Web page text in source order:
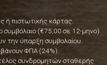
ή πιστωτικής κάρτας.
συμβόλαιο (€75,00 σε 12-μηνο).
την ύπαρξη συμβολαίου.
ΦΠΑ (24%).
συνδρομητών σταθερής